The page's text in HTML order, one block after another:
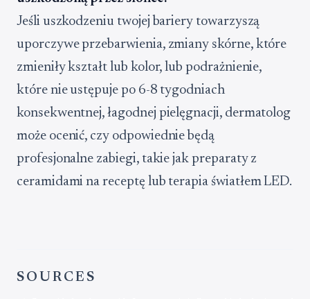
Jeśli uszkodzeniu twojej bariery towarzyszą
uporczywe przebarwienia, zmiany skórne, które
zmieniły kształt lub kolor, lub podrażnienie,
które nie ustępuje po 6-8 tygodniach
konsekwentnej, łagodnej pielęgnacji, dermatolog
może ocenić, czy odpowiednie będą
profesjonalne zabiegi, takie jak preparaty z
ceramidami na receptę lub terapia światłem LED.
SOURCES